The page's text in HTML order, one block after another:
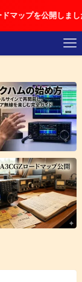
を公開しました